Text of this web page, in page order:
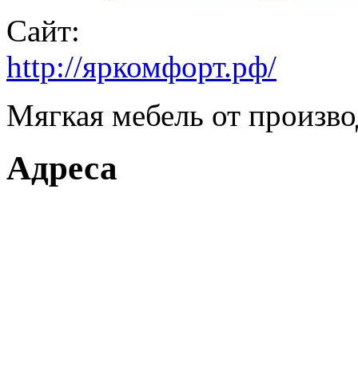
Сайт:
http://яркомфорт.рф/
Мягкая мебель от
Адреса